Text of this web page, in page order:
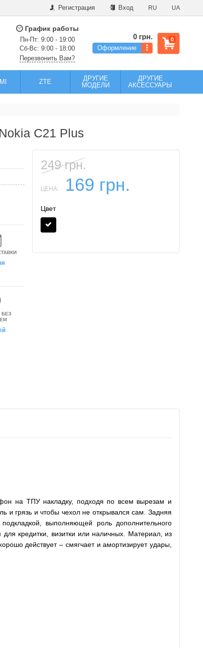
Регистрация Вход RU UA
График работы
Пн-Пт: 9:00 - 19:00
Сб-Вс: 9:00 - 18:00
Перезвонить Вам?
0
0 грн.
Оформление
ZTE
ДРУГИЕ
МОДЕЛИ
ДРУГИЕ
АКСЕССУАРЫ
C21 Plus
249 грн.
ЦЕНА: 169 грн.
Цвет
БЕЗ
на ТПУ накладку, подходя по всем вырезам и
и грязь и чтобы чехол не открывался сам. Задняя
выполняющей роль дополнительного
кредитки, визитки или наличных. Материал, из
действует – смягчает и амортизирует удары,